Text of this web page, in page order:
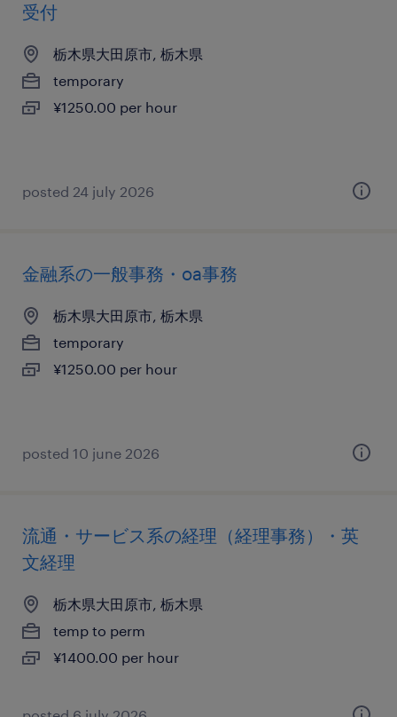
受付
栃木県大田原市, 栃木県
temporary
¥1250.00 per hour
posted 24 july 2026
金融系の一般事務・oa事務
栃木県大田原市, 栃木県
temporary
¥1250.00 per hour
posted 10 june 2026
流通・サービス系の経理（経理事務）・英
文経理
栃木県大田原市, 栃木県
temp to perm
¥1400.00 per hour